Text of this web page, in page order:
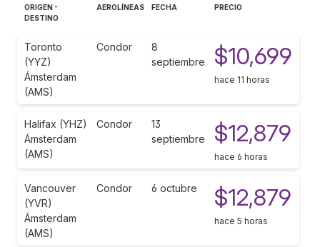
ORIGEN -
DESTINO
AEROLÍNEAS FECHA PRECIO
Toronto
(YYZ)
Ámsterdam
(AMS)
Condor
8
septiembre
$10,699
hace 11 horas
Halifax (YHZ)
Ámsterdam
(AMS)
Condor
13
septiembre
$12,879
hace 6 horas
Vancouver
(YVR)
Ámsterdam
(AMS)
Condor 6 octubre $12,879
hace 5 horas